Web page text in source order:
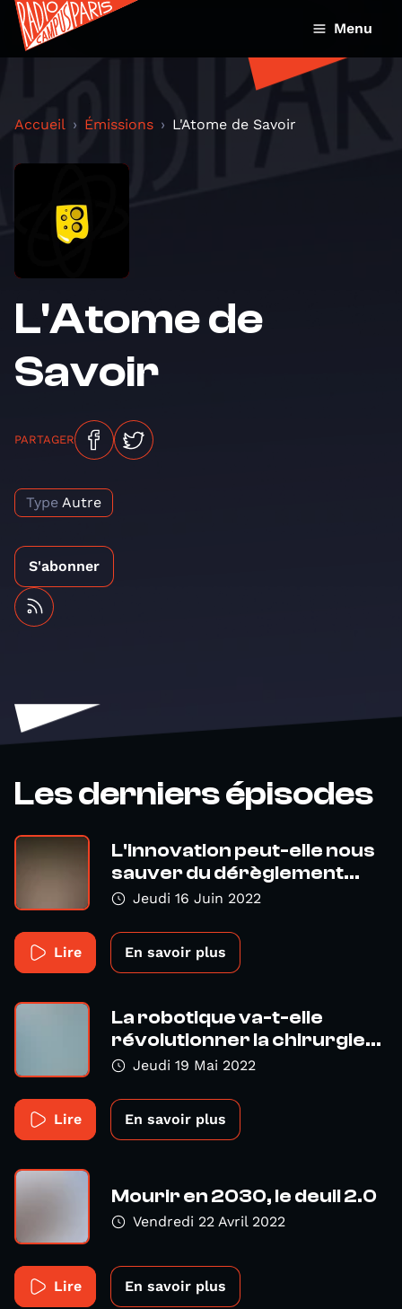
Menu
Accueil Émissions L'Atome de Savoir
L'Atome de
Savoir
PARTAGER
Type Autre
S'abonner
Les derniers épisodes
L'innovation peut-elle nous
sauver du dérèglement...
Jeudi 16 Juin 2022
Lire En savoir plus
La robotique va-t-elle
révolutionner la chirurgie...
Jeudi 19 Mai 2022
Lire En savoir plus
Mourir en 2030, le deuil 2.0
Vendredi 22 Avril 2022
Lire En savoir plus